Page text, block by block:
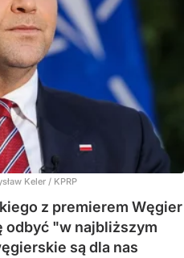
Keler / KPRP
z premierem Węgier
odbyć "w najbliższym
są dla nas